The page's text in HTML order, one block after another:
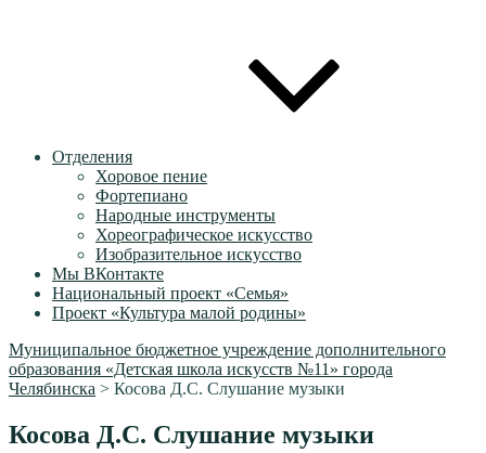
Отделения
Хоровое пение
Фортепиано
Народные инструменты
Хореографическое искусство
Изобразительное искусство
Мы ВКонтакте
Национальный проект «Семья»
Проект «Культура малой родины»
Муниципальное бюджетное учреждение дополнительного
образования «Детская школа искусств №11» города
Челябинска > Косова Д.С. Слушание музыки
Косова Д.С. Слушание музыки